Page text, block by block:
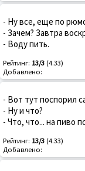
- Ну все, еще по
- Зачем? Завтра
- Воду пить.
Рейтинг: 13/3 (4.33)
Добавлено:
- Вот тут поспорил
- Ну и что?
- Что, что... на пиво
Рейтинг: 13/3 (4.33)
Добавлено: